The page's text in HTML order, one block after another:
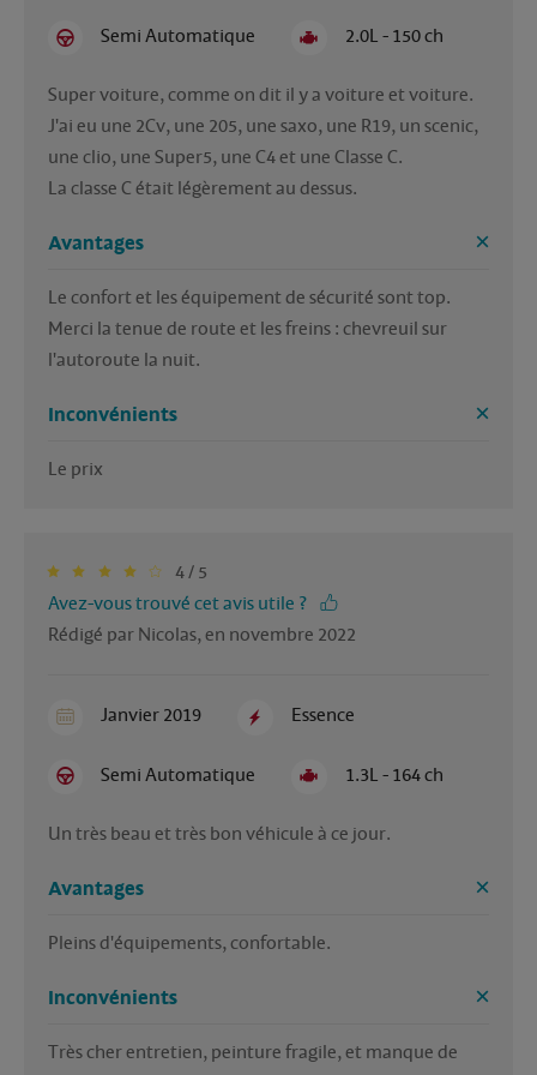
Semi Automatique 2.0L - 150 ch
Super voiture, comme on dit il y a voiture et voiture.
J'ai eu une 2Cv, une 205, une saxo, une R19, un scenic,
une clio, une Super5, une C4 et une Classe C.
Avantages
Le confort et les équipement de sécurité sont top.
Merci la tenue de route et les freins : chevreuil sur
l'autoroute la nuit.
Inconvénients
Le prix
4 / 5
Avez-vous trouvé cet avis utile ?
Rédigé par Nicolas, en novembre 2022
Janvier 2019 Essence
Semi Automatique 1.3L - 164 ch
Un très beau et très bon véhicule à ce jour.
Avantages
Pleins d'équipements, confortable.
Inconvénients
Très cher entretien, peinture fragile, et manque de